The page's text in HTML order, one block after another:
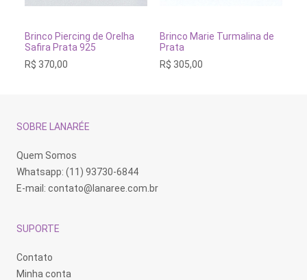
ADICIONAR AO CARRINHO
Brinco Piercing de Orelha
Safira Prata 925
R$ 370,00
ADICIONAR AO
Brinco Marie Turmalina de
Prata
R$ 305,00
SOBRE LANARÉE
Quem Somos
Whatsapp: (11) 93730-6844
E-mail: contato@lanaree.com.br
SUPORTE
Contato
Minha conta